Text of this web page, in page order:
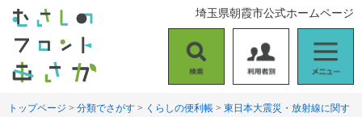
索
用
者
ニ
ュ
埼玉県朝霞市公式ホームページ
トップページ > 分類でさがす > くらしの便利帳 > 東日本大震災・放射線に関す